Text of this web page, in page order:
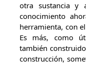
otra sustancia y
conocimiento
herramienta, con
Es más, como
también
construcción,